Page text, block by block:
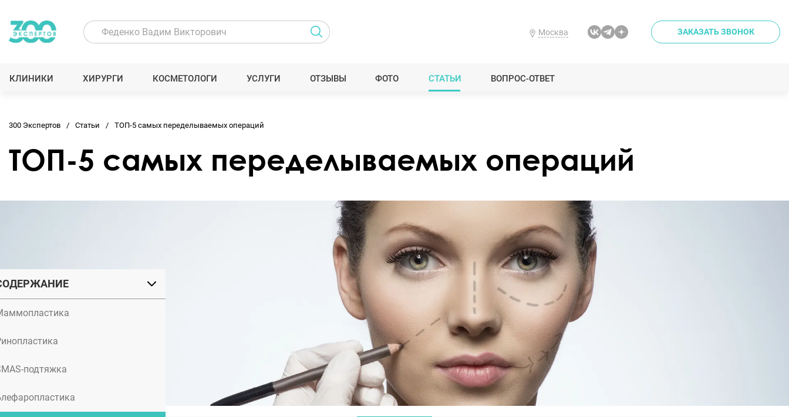
Москва ЗАКАЗАТЬ ЗВОНОК
КЛИНИКИ ХИРУРГИ КОСМЕТОЛОГИ УСЛУГИ ОТЗЫВЫ ФОТО СТАТЬИ ВОПРОС-ОТВЕТ
подтяжка
300 Экспертов Статьи ТОП-5 самых переделываемых операций
ТОП-5 самых переделываемых операций